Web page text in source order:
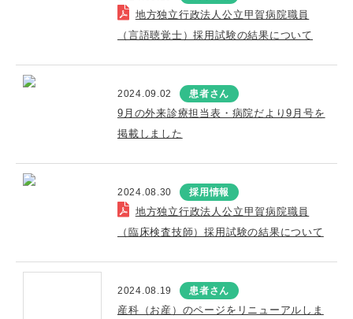
地方独立行政法人公立甲賀病院職員
（言語聴覚士）採用試験の結果について
2024.09.02 患者さん
9月の外来診療担当表・病院だより9月号を
掲載しました
2024.08.30 採用情報
地方独立行政法人公立甲賀病院職員
（臨床検査技師）採用試験の結果について
2024.08.19 患者さん
産科（お産）のページをリニューアルしま